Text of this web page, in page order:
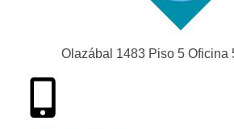
Olazábal 1483 Piso 5 Oficina